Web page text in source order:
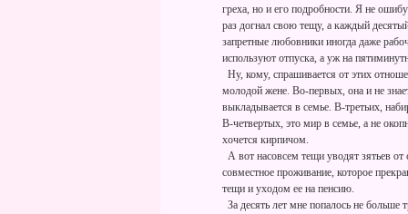
греха, но и его подробности. Я не
раз догнал свою тещу, а каждый
запретные любовники иногда даже
используют отпуска, а уж на
Ну, кому, спрашивается от этих
молодой жене. Во-первых, она и не
выкладывается в семье. В-третьих,
В-четвертых, это мир в семье, а не
хочется кирпичом.
А вот насовсем тещи уводят зятьев
совместное проживание, которое
тещи и уходом ее на пенсию.
За десять лет мне попалось не